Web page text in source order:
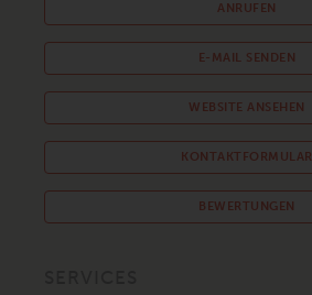
ANRUFEN
E-MAIL SENDEN
WEBSITE ANSEHEN
KONTAKTFORMULAR
BEWERTUNGEN